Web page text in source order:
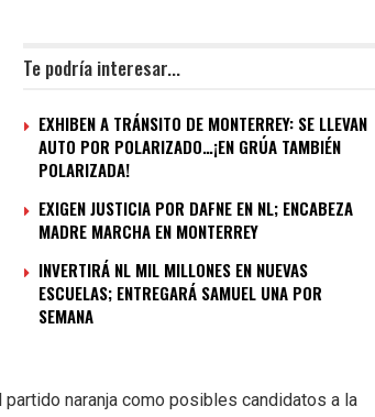
Te podría interesar...
EXHIBEN A TRÁNSITO DE MONTERREY: SE LLEVAN
AUTO POR POLARIZADO…¡EN GRÚA TAMBIÉN
POLARIZADA!
EXIGEN JUSTICIA POR DAFNE EN NL; ENCABEZA
MADRE MARCHA EN MONTERREY
INVERTIRÁ NL MIL MILLONES EN NUEVAS
ESCUELAS; ENTREGARÁ SAMUEL UNA POR
SEMANA
naranja como posibles candidatos a la